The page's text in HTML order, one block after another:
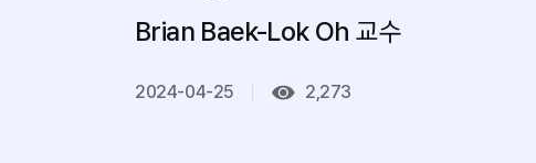
Brian Baek-Lok Oh 교수
2024-04-25 2,273